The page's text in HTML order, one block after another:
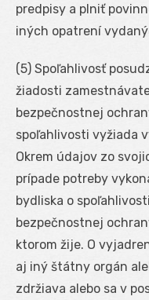
predpisy a plniť
iných opatrení
(5) Spoľahlivosť
žiadosti
bezpečnostnej
spoľahlivosti vyžiada
Okrem údajov zo
prípade potreby
bydliska o
bezpečnostnej
ktorom žije. O
aj iný štátny orgán
zdržiava alebo sa v